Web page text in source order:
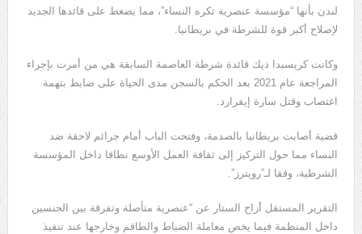
لندن بأنها “مؤسسة عنصرية تكره النساء”، مما يضغط على قائدها الجديد
لإصلاح أكبر قوة للشرطة في بريطانيا.
وكانت كريسيدا ديك قائدة شرطة العاصمة السابقة هي من أمرت بإجراء
المراجعة عام 2021 بعد الحكم بالسجن مدى الحياة على ضابط بتهمة
اغتصاب وقتل سارة إيفرارد.
قضية أصابت بريطانيا بالصدمة، وفتحت الباب أمام جرائم لاحقة ضد
النساء مما حول التركيز إلى ثقافة العمل الأوسع نطاقا داخل المؤسسة
الشرطية، وفقا لـ”رويترز”.
التقرير المستقل أزاح الستار عن “عنصرية متأصلة وتفرقة بين الجنسين
داخل المنظمة فيما يخص معاملة الضباط والطاقم وخارجها عند تنفيذ